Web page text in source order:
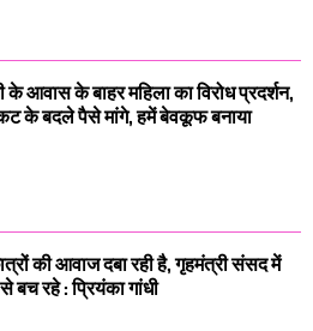
के आवास के बाहर महिला का विरोध प्रदर्शन,
के बदले पैसे मांगे, हमें बेवकूफ बनाया
की आवाज दबा रही है, गृहमंत्री संसद में
बच रहे : प्रियंका गांधी